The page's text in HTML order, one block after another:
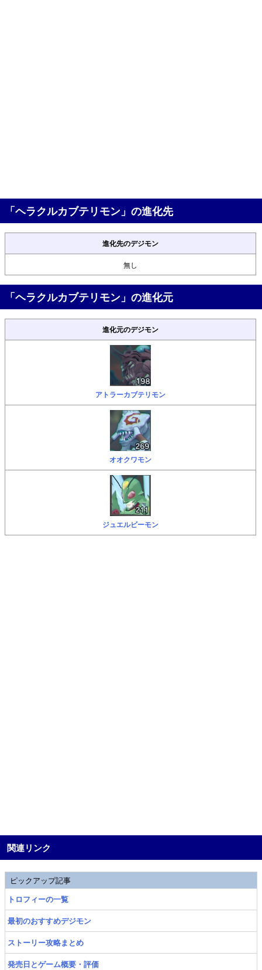
「ヘラクルカブテリモン」の進化先
進化先のデジモン
無し
「ヘラクルカブテリモン」の進化元
進化元のデジモン
アトラーカブテリモン
オオクワモン
ジュエルビーモン
関連リンク
ピックアップ記事
トロフィーの一覧
最初のおすすめデジモン
ストーリー攻略まとめ
発売日とゲーム概要・評価